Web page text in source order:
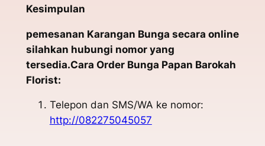
Kesimpulan
pemesanan Karangan Bunga secara online
silahkan hubungi nomor yang
tersedia.Cara Order Bunga Papan Barokah
Florist:
Telepon dan SMS/WA ke nomor:
http://082275045057